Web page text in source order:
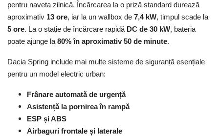
pentru naveta zilnică. Încărcarea la o priză standard durează
aproximativ 13 ore, iar la un wallbox de 7,4 kW, timpul scade la
5 ore. La o stație de încărcare rapidă DC de 30 kW, bateria
poate ajunge la 80% în aproximativ 50 de minute.
Dacia Spring include mai multe sisteme de siguranță esențiale
pentru un model electric urban:
Frânare automată de urgență
Asistență la pornirea în rampă
ESP și ABS
Airbaguri frontale și laterale